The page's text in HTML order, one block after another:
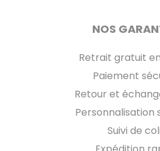
NOS
Retrait gratuit
Paiement
Retour et
Personnalisation
Suivi de